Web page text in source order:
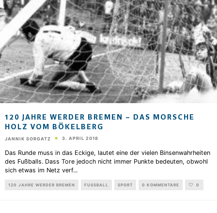
120 JAHRE WERDER BREMEN – DAS MORSCHE
HOLZ VOM BÖKELBERG
JANNIK SORGATZ 3. APRIL 2018
Das Runde muss in das Eckige, lautet eine der vielen Binsenwahrheiten
des Fußballs. Dass Tore jedoch nicht immer Punkte bedeuten, obwohl
sich etwas im Netz verf...
120 JAHRE WERDER BREMEN FUSSBALL SPORT 0 KOMMENTARE 0